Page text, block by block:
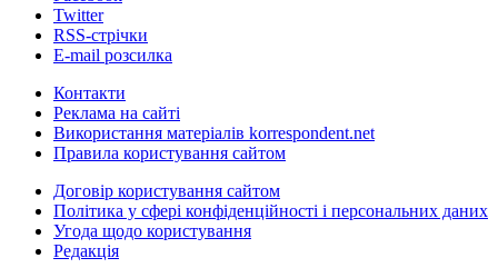
Twitter
RSS-стрічки
E-mail розсилка
Контакти
Реклама на сайті
Використання матеріалів korrespondent.net
Правила користування сайтом
Договір користування сайтом
Політика у сфері конфіденційності і персональних даних
Угода щодо користування
Редакція